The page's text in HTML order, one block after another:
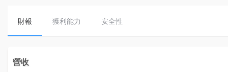
財報 獲利能力 安全性
營收